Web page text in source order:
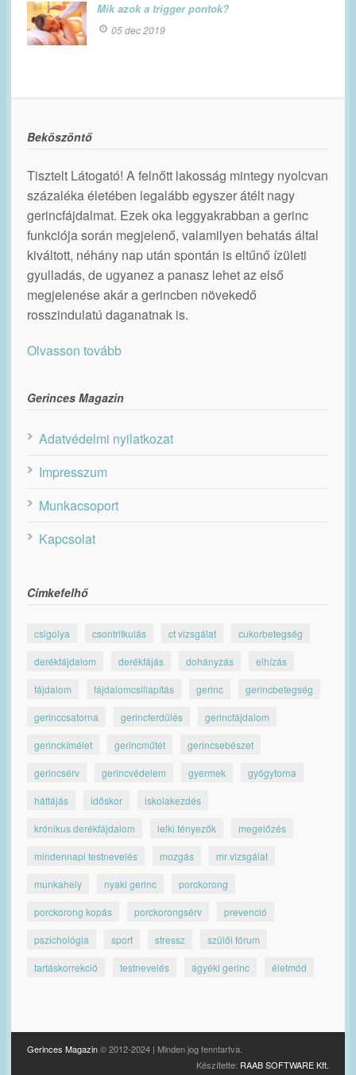
Mik azok a trigger pontok?
05 dec 2019
Beköszöntő
Tisztelt Látogató! A felnőtt lakosság mintegy nyolcvan
százaléka életében legalább egyszer átélt nagy
gerincfájdalmat. Ezek oka leggyakrabban a gerinc
funkciója során megjelenő, valamilyen behatás által
kiváltott, néhány nap után spontán is eltűnő ízületi
gyulladás, de ugyanez a panasz lehet az első
megjelenése akár a gerincben növekedő
rosszindulatú daganatnak is.
Olvasson tovább
Gerinces Magazin
Adatvédelmi nyilatkozat
Impresszum
Munkacsoport
Kapcsolat
Címkefelhő
csigolya csontritkulás ct vizsgálat cukorbetegség
derékfájdalom derékfájás dohányzás elhízás
fájdalom fájdalomcsillapítás gerinc gerincbetegség
gerinccsatorna gerincferdülés gerincfájdalom
gerinckímélet gerincműtét gerincsebészet
gerincsérv gerincvédelem gyermek gyógytorna
hátfájás időskor iskolakezdés
krónikus derékfájdalom lelki tényezők megelőzés
mindennapi testnevelés mozgás mr vizsgálat
munkahely nyaki gerinc porckorong
porckorong kopás porckorongsérv prevenció
pszichológia sport stressz szülői fórum
tartáskorrekció testnevelés ágyéki gerinc életmód
Gerinces Magazin© 2012-2024 | Minden jog fenntartva.
Készítette: RAAB SOFTWARE Kft.